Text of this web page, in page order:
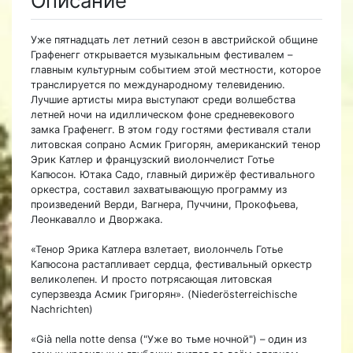
Уже пятнадцать лет летний сезон в австрийской общине
Графенегг открывается музыкальным фестивалем –
главным культурным событием этой местности, которое
транслируется по международному телевидению.
Лучшие артисты мира выступают среди волшебства
летней ночи на идиллическом фоне средневекового
замка Графенегг. В этом году гостями фестиваля стали
литовская сопрано Асмик Григорян, американский тенор
Эрик Катлер и французский виолончелист Готье
Капюсон. Ютака Садо, главный дирижёр фестивального
оркестра, составил захватывающую программу из
произведений Верди, Вагнера, Пуччини, Прокофьева,
Леонкавалло и Дворжака.
«Тенор Эрика Катлера взлетает, виолончель Готье
Капюсона растапливает сердца, фестивальный оркестр
великолепен. И просто потрясающая литовская
суперзвезда Асмик Григорян». (Niederösterreichische
Nachrichten)
«Già nella notte densa ("Уже во тьме ночной") – один из